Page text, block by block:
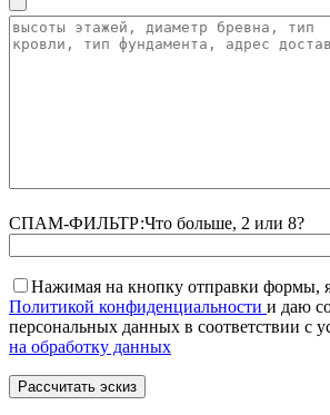
СПАМ-ФИЛЬТР:Что больше, 2 или 8?
Нажимая на кнопку отправки формы,
Политикой конфиденциальности и даю
персональных данных в соответствии с
на обработку данных